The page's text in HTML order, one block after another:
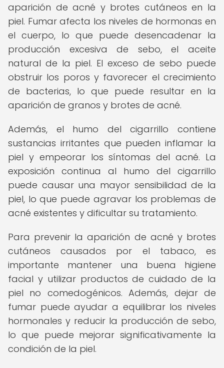
aparición de acné y brotes cutáneos en la
piel. Fumar afecta los niveles de hormonas en
el cuerpo, lo que puede desencadenar la
producción excesiva de sebo, el aceite
natural de la piel. El exceso de sebo puede
obstruir los poros y favorecer el crecimiento
de bacterias, lo que puede resultar en la
aparición de granos y brotes de acné.
Además, el humo del cigarrillo contiene
sustancias irritantes que pueden inflamar la
piel y empeorar los síntomas del acné. La
exposición continua al humo del cigarrillo
puede causar una mayor sensibilidad de la
piel, lo que puede agravar los problemas de
acné existentes y dificultar su tratamiento.
Para prevenir la aparición de acné y brotes
cutáneos causados por el tabaco, es
importante mantener una buena higiene
facial y utilizar productos de cuidado de la
piel no comedogénicos. Además, dejar de
fumar puede ayudar a equilibrar los niveles
hormonales y reducir la producción de sebo,
lo que puede mejorar significativamente la
condición de la piel.